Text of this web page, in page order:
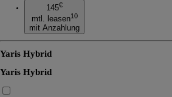
145€
mtl. leasen10
mit Anzahlung
Yaris Hybrid
Yaris Hybrid